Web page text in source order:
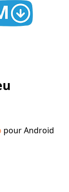
pour Android